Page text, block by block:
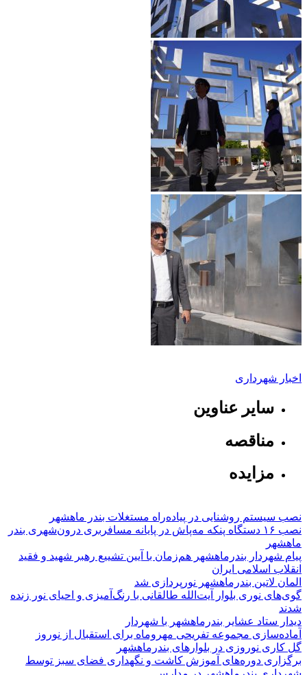
اخبار شهرداری
سایر عناوین
مناقصه
مزایده
نصب سیستم روشنایی در پیاده‌راه مستغلات بندر ماهشهر
نصب ۱۶ دستگاه پنکه مه‌پاش در پایانه مسافربری درون‌شهری بندر
ماهشهر
پیام شهردار بندرماهشهر هم‌زمان با آیین تشییع رهبر شهید و فقید
انقلاب اسلامی ایران
المان لاتین بندرماهشهر نورپردازی شد
گوی‌های نوری بلوار آیت‌الله طالقانی با رنگ‌آمیزی و احیای نور زنده
شدند
دیدار ستاد عشایر بندرماهشهر با شهردار
آماده‌سازی مجموعه تفریحی مهروماه برای استقبال از نوروز
گل کاری نوروزی در بلوارهای بندرماهشهر
برگزاری دوره‌های آموزش کاشت و نگهداری فضای سبز توسط